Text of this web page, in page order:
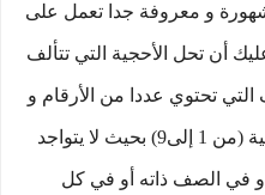
و معروفة جدا تعمل على
أن تحل الأحجية التي تتألف
تحتوي عددا من الأرقام و
يجب عليك أن تضع الأرقام المتبقية (من 1 إلى9) بحيث لا يتواجد
أو في الصف ذاته أو في كل